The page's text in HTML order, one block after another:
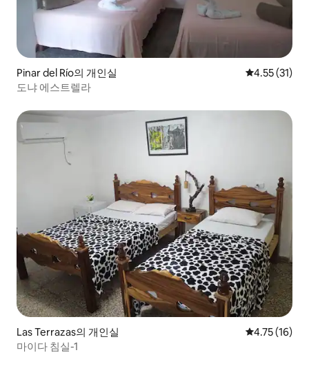
Pinar del Río의 개인실 평점 4.55점
4.55 (31)
도냐 에스트렐라
Las Terrazas의 개인실 평점 4.75점
4.75 (16)
마이다 침실-1